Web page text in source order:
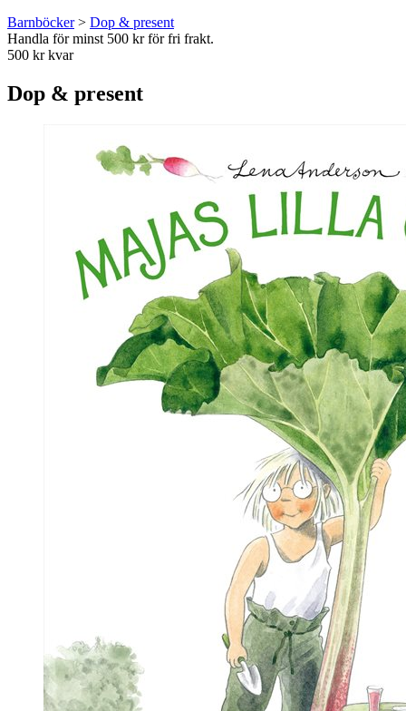
Barnböcker> Dop & present
Handla för minst 500 kr för fri frakt.
500 kr kvar
Dop & present